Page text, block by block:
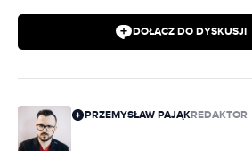
DOŁĄCZ DO DYSKUSJI
PRZEMYSŁAW PAJĄKREDAKTOR